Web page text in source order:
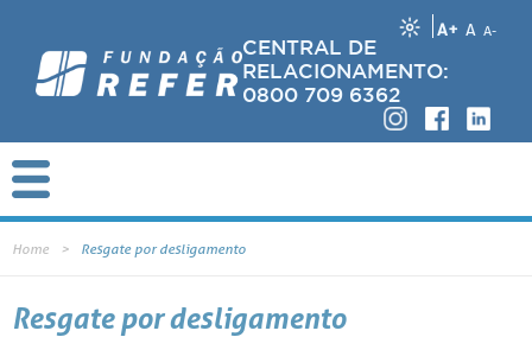
A+ A A-
CENTRAL DE
RELACIONAMENTO:
0800 709 6362
Home Resgate por desligamento
Resgate por desligamento